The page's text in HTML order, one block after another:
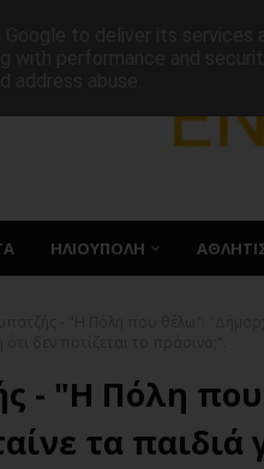
ΗΛΙΟΥΠΟΛΗ
- "Η Πόλη
τα παιδιά